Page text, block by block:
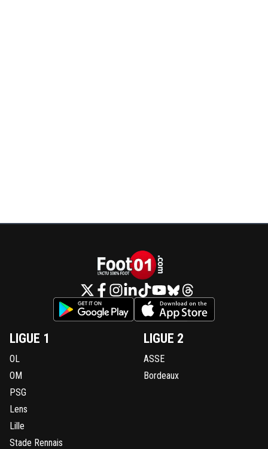
LIGUE 1
OL
OM
PSG
Lens
Lille
Stade Rennais
LIGUE 2
ASSE
Bordeaux